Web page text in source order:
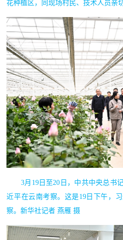
花种植区，同现场村民、技术人员亲
3月19日至20日，中共中央总书
近平在云南考察。这是19日下午，
察。新华社记者 燕雁 摄